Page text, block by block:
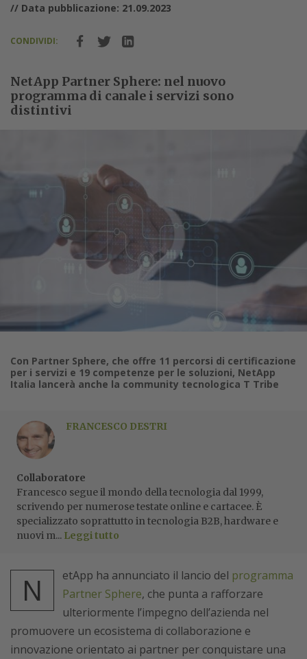
// Data pubblicazione: 21.09.2023
CONDIVIDI:
NetApp Partner Sphere: nel nuovo
programma di canale i servizi sono
distintivi
Con Partner Sphere, che offre 11 percorsi di certificazione
per i servizi e 19 competenze per le soluzioni, NetApp
Italia lancerà anche la community tecnologica T Tribe
FRANCESCO DESTRI
Collaboratore
Francesco segue il mondo della tecnologia dal 1999,
scrivendo per numerose testate online e cartacee. È
specializzato soprattutto in tecnologia B2B, hardware e
nuovi m... Leggi tutto
N etApp ha annunciato il lancio del programma
Partner Sphere, che punta a rafforzare
ulteriormente l’impegno dell’azienda nel
promuovere un ecosistema di collaborazione e
innovazione orientato ai partner per conquistare una